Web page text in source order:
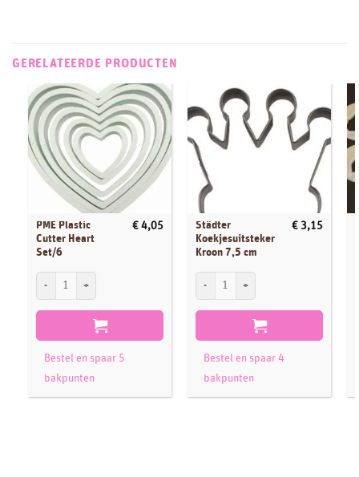
GERELATEERDE PRODUCTEN
PME Plastic
Cutter Heart
Set/6
€ 4,05
PME Plastic Cutter Heart Set/6 aantal
Bestel en spaar 5
bakpunten
Städter
Koekjesuitsteker
Kroon 7,5 cm
€ 3,15
Städter Koekjesuitsteker Kroon 7,5 cm
Bestel en spaar 4
bakpunten